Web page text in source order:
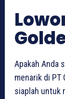
Apakah Anda
menarik di PT
siaplah untuk